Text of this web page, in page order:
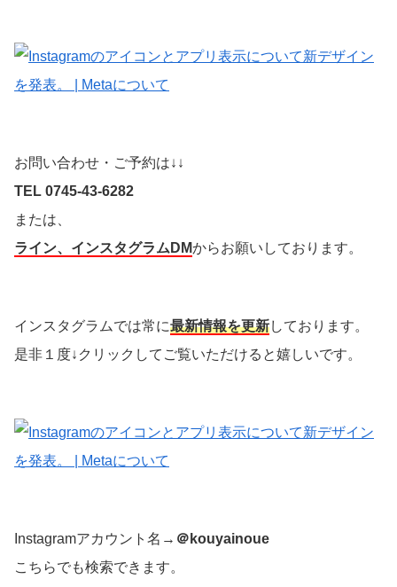
お問い合わせ・ご予約は↓↓
TEL 0745-43-6282
または、
ライン、インスタグラムDMからお願いしております。
インスタグラムでは常に最新情報を更新しております。
是非１度↓クリックしてご覧いただけると嬉しいです。
Instagramアカウント名→ ＠kouyainoue
こちらでも検索できます。